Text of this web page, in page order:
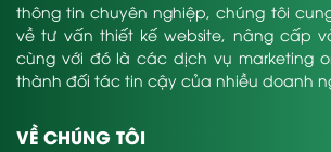
thông tin chuyên nghiệp, chúng tôi
về tư vấn thiết kế website, nâng cấp
cùng với đó là các dịch vụ marketing
thành đối tác tin cậy của nhiều doanh
VỀ CHÚNG TÔI